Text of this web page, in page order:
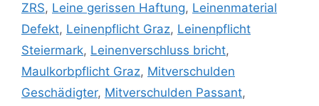
ZRS, Leine gerissen Haftung, Leinenmaterial
Defekt, Leinenpflicht Graz, Leinenpflicht
Steiermark, Leinenverschluss bricht,
Maulkorbpflicht Graz, Mitverschulden
Geschädigter, Mitverschulden Passant,